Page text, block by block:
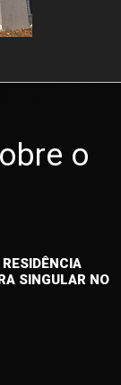
o
SINGULAR NO